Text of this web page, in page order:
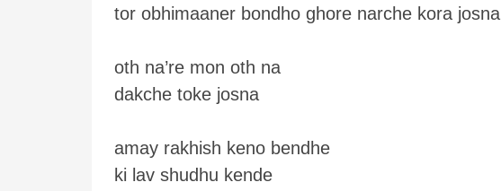
tor obhimaaner bondho ghore narche kora josna
oth na’re mon oth na
dakche toke josna
amay rakhish keno bendhe
ki lav shudhu kende